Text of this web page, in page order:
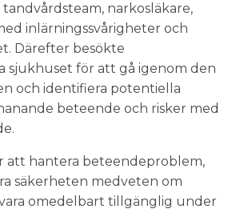
narkosläkare,
inlärningssvårigheter och
Därefter besökte
sjukhuset för att gå igenom den
och identifiera potentiella
beteende och risker med
att hantera beteendeproblem,
säkerheten medveten om
omedelbart tillgänglig under